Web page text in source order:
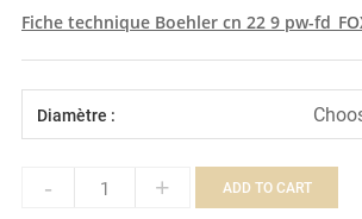
Fiche technique Boehler cn 22 9 pw-
Diamètre :
- + ADD TO CART